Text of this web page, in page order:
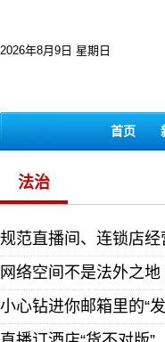
2026年8月9日 星期日
首页
法治
规范直播间、连锁店经
网络空间不是法外之地
小心钻进你邮箱里的“